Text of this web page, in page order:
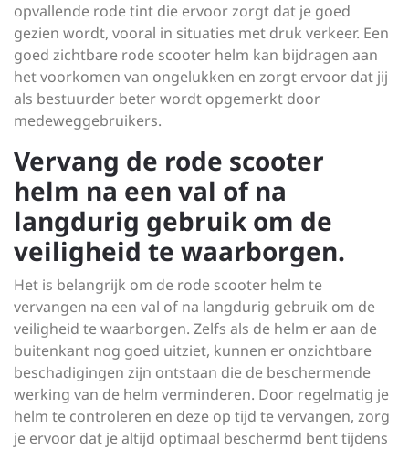
opvallende rode tint die ervoor zorgt dat je goed
gezien wordt, vooral in situaties met druk verkeer. Een
goed zichtbare rode scooter helm kan bijdragen aan
het voorkomen van ongelukken en zorgt ervoor dat jij
als bestuurder beter wordt opgemerkt door
medeweggebruikers.
Vervang de rode scooter
helm na een val of na
langdurig gebruik om de
veiligheid te waarborgen.
Het is belangrijk om de rode scooter helm te
vervangen na een val of na langdurig gebruik om de
veiligheid te waarborgen. Zelfs als de helm er aan de
buitenkant nog goed uitziet, kunnen er onzichtbare
beschadigingen zijn ontstaan die de beschermende
werking van de helm verminderen. Door regelmatig je
helm te controleren en deze op tijd te vervangen, zorg
je ervoor dat je altijd optimaal beschermd bent tijdens